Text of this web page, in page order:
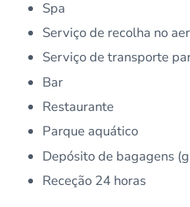
Spa
Serviço de recolha no
Serviço de transporte
Bar
Restaurante
Parque aquático
Depósito de bagagens
Receção 24 horas